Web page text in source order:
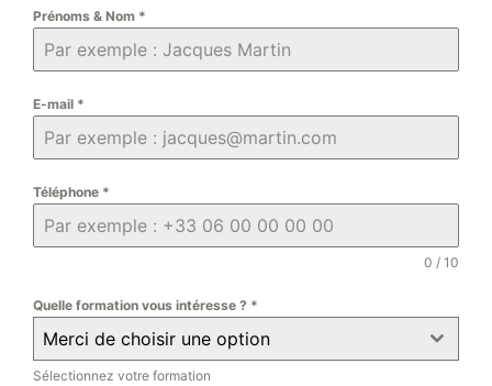
Prénoms & Nom *
E-mail *
Téléphone *
0 / 10
Quelle formation vous intéresse ? *
Merci de choisir une option
Sélectionnez votre formation